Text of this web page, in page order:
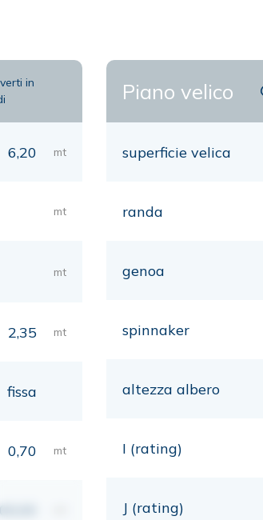
in
6,20 mt
mt
mt
2,35 mt
fissa
0,70 mt
00,00
Piano velico
superficie velica
randa
genoa
spinnaker
altezza albero
I (rating)
J (rating)